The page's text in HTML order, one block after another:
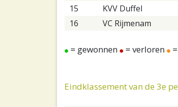
15
KVV Duffel
16
VC Rijmenam
= gewonnen = verloren
Eindklassement van de 3e